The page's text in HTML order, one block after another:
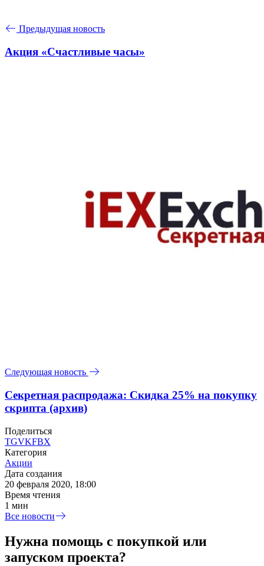
Предыдущая новость
Акция «Счастливые часы»
Следующая новость
Секретная распродажа: Скидка 25% на покупку
скрипта (архив)
Поделиться
TGVKFBX
Категория
Акции
Дата создания
20 февраля 2020, 18:00
Время чтения
1 мин
Все новости
Нужна помощь с покупкой или
запуском проекта?